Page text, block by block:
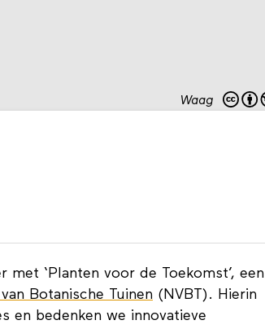
Waag
‘Planten voor de Toekomst’, een
Botanische Tuinen (NVBT). Hierin
en bedenken we innovatieve